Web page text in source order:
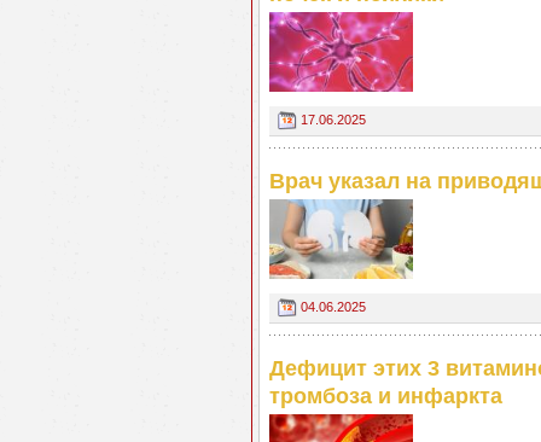
17.06.2025
Врач указал на
04.06.2025
Дефицит этих 3
тромбоза и инфаркта